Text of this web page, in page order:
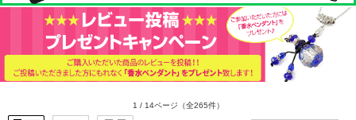
1 / 14ページ （全265件）